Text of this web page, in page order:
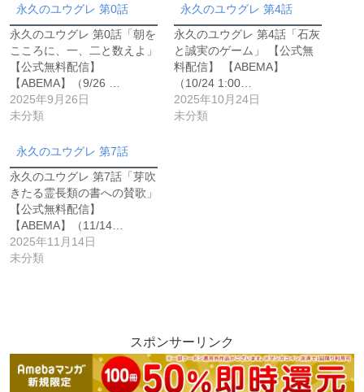
永久のユウグレ 第0話
永久のユウグレ 第0話「朝を
こころに、一、二と数えよ」
【公式無料配信】
【ABEMA】（9/26 …
2025年9月26日
未分類
永久のユウグレ 第4話
永久のユウグレ 第4話「石灰
と誠実のゲーム」 【公式無
料配信】 【ABEMA】
（10/24 1:00…
2025年10月24日
未分類
永久のユウグレ 第7話
永久のユウグレ 第7話「芽吹
きたる霊長類の書への賛歌」
【公式無料配信】
【ABEMA】（11/14…
2025年11月14日
未分類
スポンサーリンク